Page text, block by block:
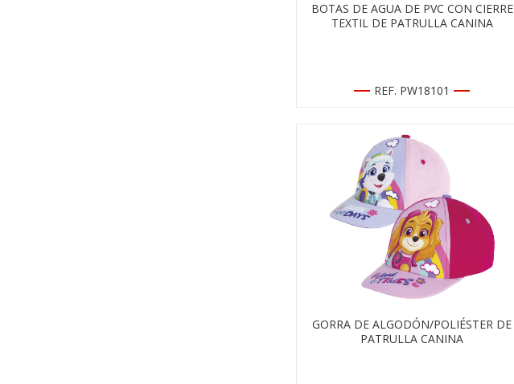
BOTAS DE AGUA DE PVC CON CIERRE
TEXTIL DE PATRULLA CANINA
REF. PW18101
GORRA DE ALGODÓN/POLIÉSTER DE
PATRULLA CANINA